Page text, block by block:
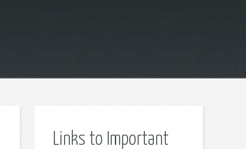
Links to Important